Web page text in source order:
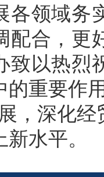
各领域务
配合，更
致以热烈
的重要作
，深化
水平。